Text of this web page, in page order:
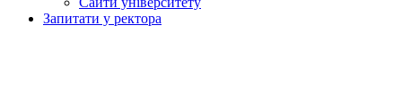
Запитати у ректора